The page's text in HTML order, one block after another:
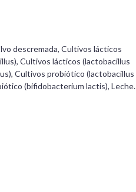
descremada, Cultivos lácticos
Cultivos lácticos (lactobacillus
Cultivos probiótico (lactobacillus
(bifidobacterium lactis), Leche.